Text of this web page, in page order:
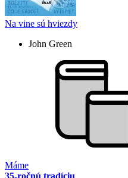
Na vine sú hviezdy
John Green
Máme
35-ročnú tradíciu